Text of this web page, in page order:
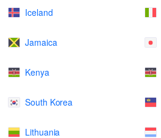
Iceland
Jamaica
Kenya
South Korea
Lithuania